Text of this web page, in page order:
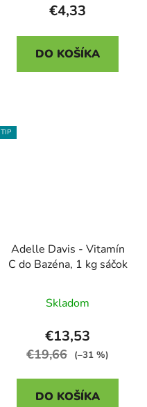
€4,33
DO KOŠÍKA
TIP
Adelle Davis - Vitamín
C do Bazéna, 1 kg sáčok
Skladom
€13,53
€19,66 (–31 %)
DO KOŠÍKA